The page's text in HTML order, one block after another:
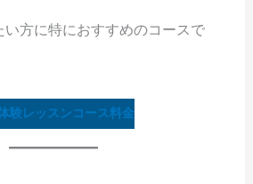
方に特におすすめのコースで
験レッスンコース料金